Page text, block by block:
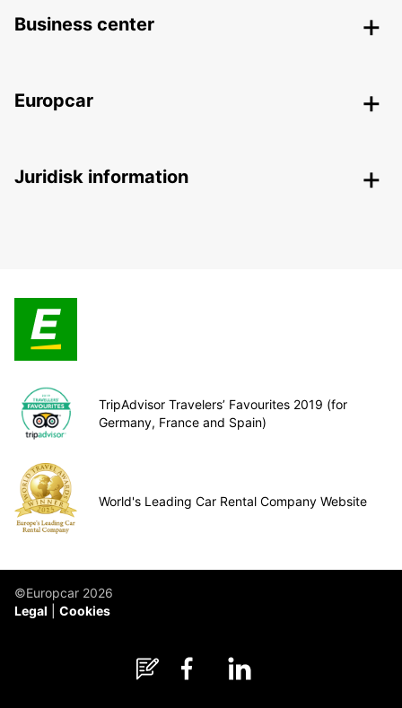
Business center
Europcar
Juridisk information
TripAdvisor Travelers’ Favourites 2019 (for
Germany, France and Spain)
World's Leading Car Rental Company Website
©Europcar 2026
Legal
Cookies